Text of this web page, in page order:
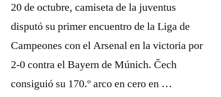
20 de octubre, camiseta de la juventus
disputó su primer encuentro de la Liga de
Campeones con el Arsenal en la victoria por
2-0 contra el Bayern de Múnich. Čech
consiguió su 170.º arco en cero en …